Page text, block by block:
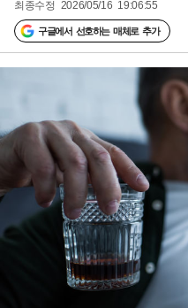
최종수정 2026/05/16 19:06:55
구글에서 선호하는 매체로 추가